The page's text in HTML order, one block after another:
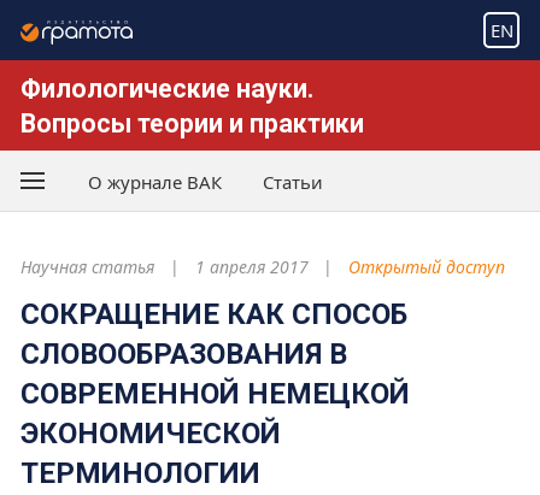
EN
Филологические науки.
Вопросы теории и практики
О журнале ВАК Статьи
Научная статья 1 апреля 2017 Открытый доступ
СОКРАЩЕНИЕ КАК СПОСОБ
СЛОВООБРАЗОВАНИЯ В
СОВРЕМЕННОЙ НЕМЕЦКОЙ
ЭКОНОМИЧЕСКОЙ
ТЕРМИНОЛОГИИ